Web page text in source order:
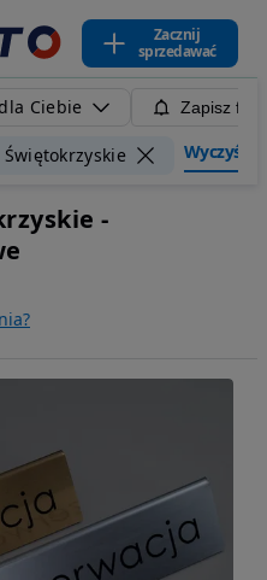
Zacznij
sprzedawać
Ciebie Zapisz
Świętokrzyskie Wyczyść
-